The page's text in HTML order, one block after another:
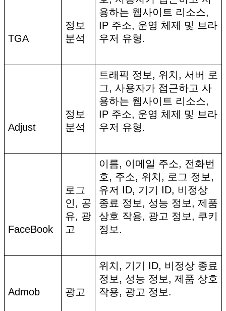
TGA
정보
분석
용하는 웹사이트 리소스,
IP 주소, 운영 체제 및 브라
우저 유형.
Adjust
정보
분석
트래픽 정보, 위치, 서버 로
그, 사용자가 접근하고 사
용하는 웹사이트 리소스,
IP 주소, 운영 체제 및 브라
우저 유형.
FaceBook
로그
인, 공
유, 광
고
이름, 이메일 주소, 전화번
호, 주소, 위치, 로그 정보,
유저 ID, 기기 ID, 비정상
종료 정보, 성능 정보, 제품
상호 작용, 광고 정보, 쿠키
정보.
Admob 광고
위치, 기기 ID, 비정상 종료
정보, 성능 정보, 제품 상호
작용, 광고 정보.